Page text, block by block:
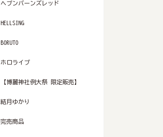
ヘブンバーンズレッド
HELLSING
BORUTO
ホロライブ
【博麗神社例大祭 限定販売】
結月ゆかり
完売商品